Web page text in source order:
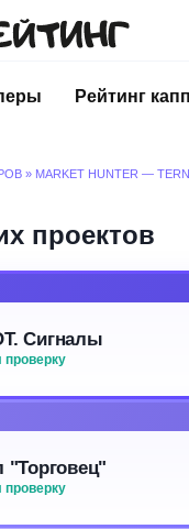
Рейтинг
» MARKET HUNTER —
проектов
Сигналы
"Торговец"